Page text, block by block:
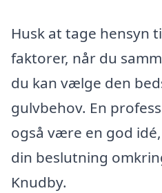
Husk at tage hensyn
faktorer, når du
du kan vælge den
gulvbehov. En
også være en god
din beslutning
Knudby.